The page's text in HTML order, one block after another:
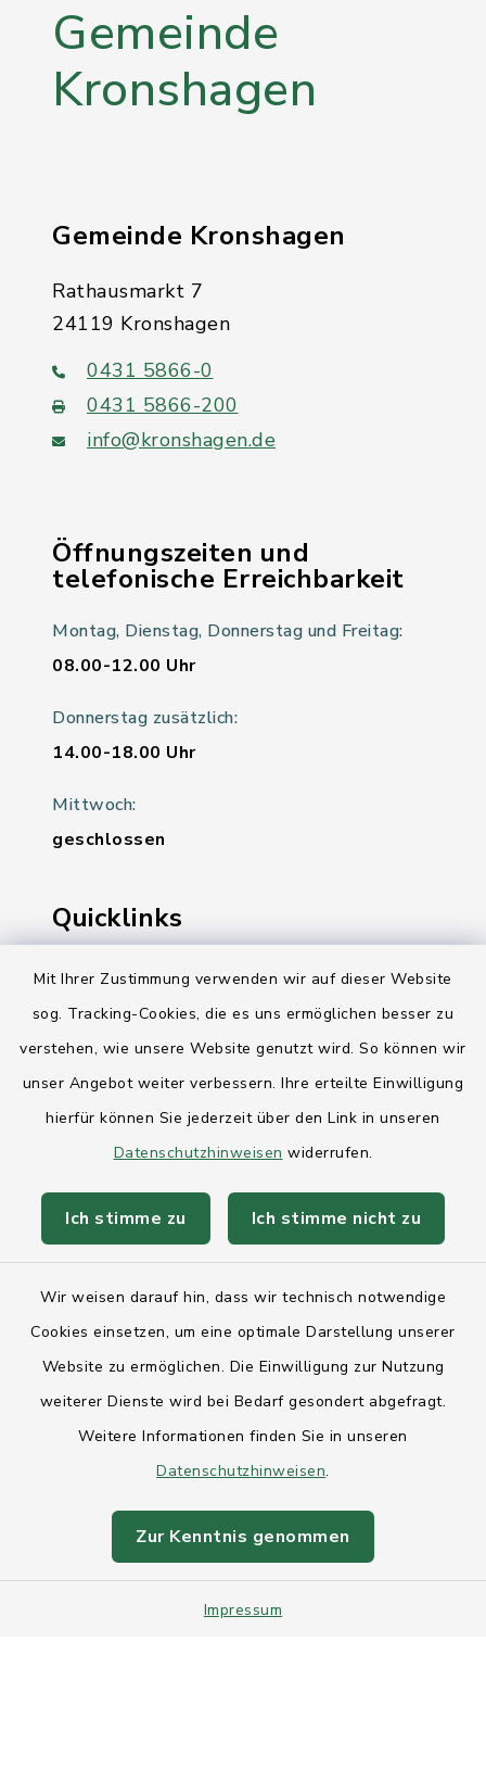
Mit Ihrer Zustimmung verwenden wir auf dieser Website
sog. Tracking-Cookies, die es uns ermöglichen besser zu
verstehen, wie unsere Website genutzt wird. So können wir
unser Angebot weiter verbessern. Ihre erteilte Einwilligung
hierfür können Sie jederzeit über den Link in unseren
Datenschutzhinweisen widerrufen.
Ich stimme zu Ich stimme nicht zu
Wir weisen darauf hin, dass wir technisch notwendige
Cookies einsetzen, um eine optimale Darstellung unserer
Website zu ermöglichen. Die Einwilligung zur Nutzung
weiterer Dienste wird bei Bedarf gesondert abgefragt.
Weitere Informationen finden Sie in unseren
Datenschutzhinweisen.
Zur Kenntnis genommen
Impressum
Gemeinde
Kronshagen
Gemeinde Kronshagen
Rathausmarkt 7
24119 Kronshagen
0431 5866-0
0431 5866-200
info@kronshagen.de
Öffnungszeiten und
telefonische Erreichbarkeit
Montag, Dienstag, Donnerstag und Freitag:
08.00-12.00 Uhr
Donnerstag zusätzlich:
14.00-18.00 Uhr
Mittwoch:
geschlossen
Quicklinks
Ihre Behördennummer 115
Landesregierung Schleswig-Holstein
AktivRegion Mittelholstein
Anfahrt
Datenschutz
Sitemap
Intranet